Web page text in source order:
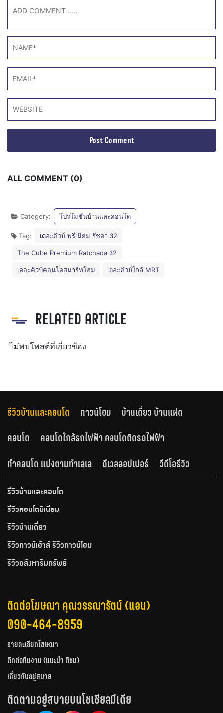
ALL COMMENT (0)
Category: โปรโมชั่นบ้านและคอนโด
Tag: เดอะคิวบ์ พรีเมียม รัชดา 32
The Cube Premium Ratchada 32
เดอะคิวบ์คอนโดสมาร์ทโฮม เดอะคิวบ์ใกล้ MRT
RELATED ARTICLE
ไม่พบโพสต์ที่เกี่ยวข้อง
รีวิวบ้านและคอนโด ทาวน์โฮม
บ้านเดี่ยว บ้านแฝด
คอนโด
คอนโดใกล้รถไฟฟ้า คอนโดติดรถไฟฟ้า
ทำคอนโด แบ่งตามทำเลเล
ดีเวลลอปเปอร์ วีดีโอรีวิว
รีวิวบ้านและคอนโด
รีวิวคอนโดมิเนียม
รีวิวบ้านเดี่ยว
รีวิวทาวน์เฮ้าส์ รีวิวทาวน์โฮม
รีวิวอสังหาริมทรัพย์
ติดต่อโฆษณา คุณวรรณารัตน์ (แอน)
090-464-8959
รายละเอียดโฆษณา
ติดต่อทีมงาน (แนะนำ ติชม)
เกี่ยวกับอยู่สบาย
ติดตามอยู่สบายบนโซเชียลมีเดีย